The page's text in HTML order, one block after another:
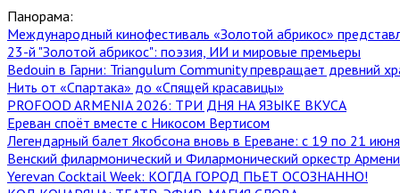
Панорама:
Международный кинофестиваль «Золотой абрикос»
23-й "Золотой абрикос": поэзия, ИИ и мировые премьеры
Bedouin в Гарни: Triangulum Community превращает древний
Нить от «Спартака» до «Спящей красавицы»
PROFOOD ARMENIA 2026: ТРИ ДНЯ НА ЯЗЫКЕ ВКУСА
Ереван споёт вместе с Никосом Вертисом
Легендарный балет Якобсона вновь в Ереване: с 19 по 21
Венский филармонический и Филармонический оркестр
Yerevan Cocktail Week: КОГДА ГОРОД ПЬЕТ ОСОЗНАННО!